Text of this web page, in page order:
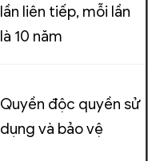
lần liên tiếp, mỗi lần
là 10 năm
Quyền độc quyền sử
dụng và bảo vệ